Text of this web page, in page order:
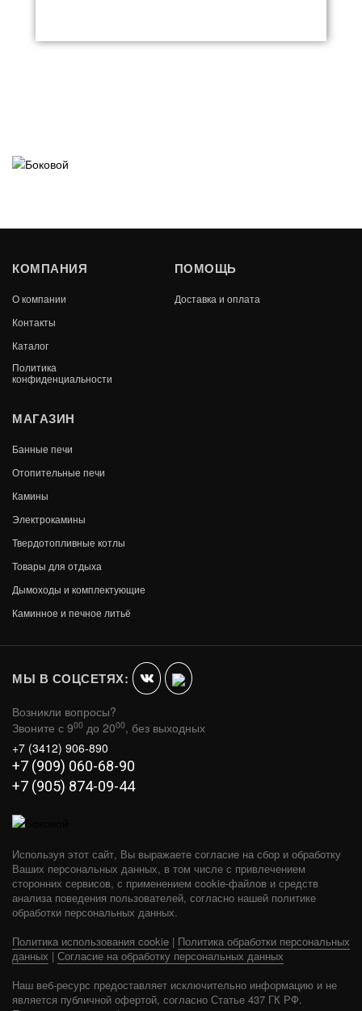
КОМПАНИЯ
О компании
Контакты
Каталог
Политика
конфиденциальности
ПОМОЩЬ
Доставка и оплата
МАГАЗИН
Банные печи
Отопительные печи
Камины
Электрокамины
Твердотопливные котлы
Товары для отдыха
Дымоходы и комплектующие
Каминное и печное литьё
МЫ В СОЦСЕТЯХ:
Возникли вопросы?
Звоните с 900 до 2000, без выходных
+7 (3412) 906-890
+7 (909) 060-68-90
+7 (905) 874-09-44
Используя этот сайт, Вы выражаете согласие на сбор и обработку
Ваших персональных данных, в том числе с привлечением
сторонних сервисов, с применением cookie-файлов и средств
анализа поведения пользователей, согласно нашей политике
обработки персональных данных.
Политика использования cookie | Политика обработки персональных
данных | Согласие на обработку персональных данных
Наш веб-ресурс предоставляет исключительно информацию и не
является публичной офертой, согласно Статье 437 ГК РФ.